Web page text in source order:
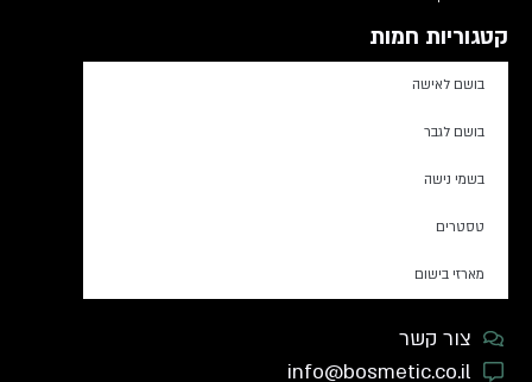
קטגוריות חמות
בושם לאישה
בושם לגבר
בשמי נישה
טסטרים
מארזי בישום
צור קשר
info@bosmetic.co.il